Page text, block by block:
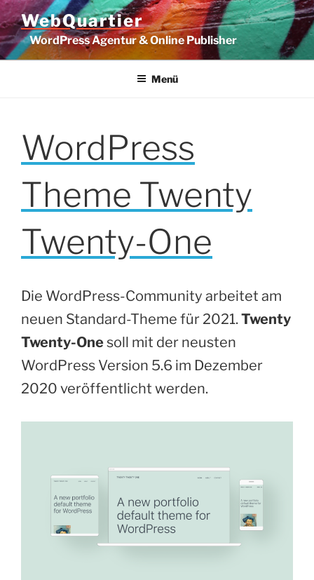
Zum
Inhalt
springen
WebQuartier
WordPress Agentur & Online Publisher
Menü
WordPress
Theme Twenty
Twenty-One
Die WordPress-Community arbeitet am
neuen Standard-Theme für 2021. Twenty
Twenty-Onesoll mit der neusten
WordPress Version 5.6 im Dezember
2020 veröffentlicht werden.